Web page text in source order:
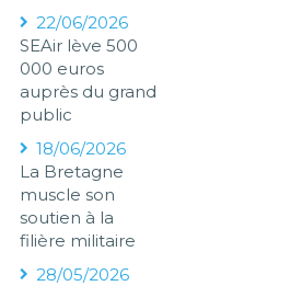
22/06/2026
SEAir lève 500
000 euros
auprès du grand
public
18/06/2026
La Bretagne
muscle son
soutien à la
filière militaire
28/05/2026